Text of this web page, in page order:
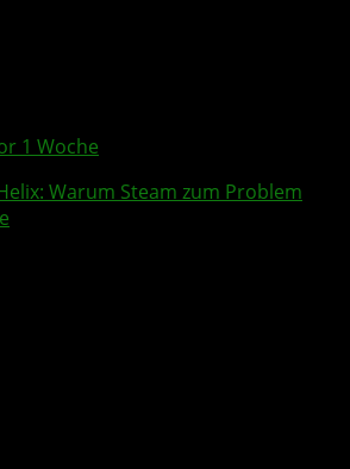
1 Woche
: Warum Steam zum Problem